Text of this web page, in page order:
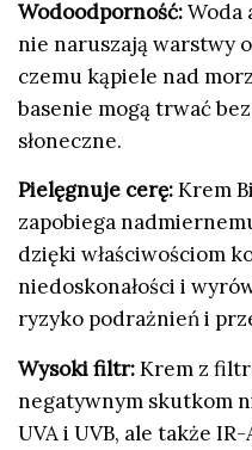
Wodoodporność:Woda
nie naruszają warstwy
czemu kąpiele nad
basenie mogą trwać
słoneczne.
Pielęgnuje cerę:Krem
zapobiega
dzięki właściwościom
niedoskonałości i
ryzyko podrażnień i
Wysoki filtr:Krem z
negatywnym skutkom
UVA i UVB, ale także